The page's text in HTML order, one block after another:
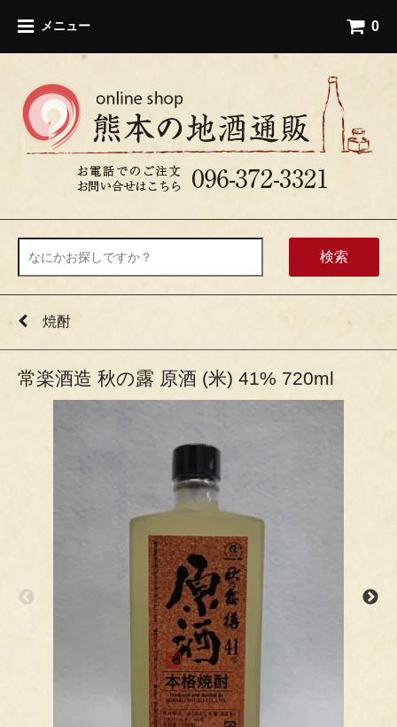
メニュー 0
検索
焼酎
常楽酒造 秋の露 原酒 (米) 41% 720ml